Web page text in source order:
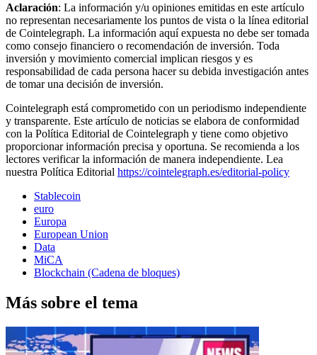
Aclaración: La información y/u opiniones emitidas en este artículo
no representan necesariamente los puntos de vista o la línea editorial
de Cointelegraph. La información aquí expuesta no debe ser tomada
como consejo financiero o recomendación de inversión. Toda
inversión y movimiento comercial implican riesgos y es
responsabilidad de cada persona hacer su debida investigación antes
de tomar una decisión de inversión.
Cointelegraph está comprometido con un periodismo independiente
y transparente. Este artículo de noticias se elabora de conformidad
con la Política Editorial de Cointelegraph y tiene como objetivo
proporcionar información precisa y oportuna. Se recomienda a los
lectores verificar la información de manera independiente. Lea
nuestra Política Editorial https://cointelegraph.es/editorial-policy
Stablecoin
euro
Europa
European Union
Data
MiCA
Blockchain (Cadena de bloques)
Más sobre el tema